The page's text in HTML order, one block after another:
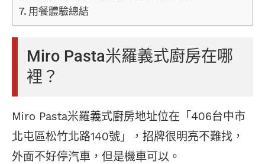
用餐體驗總結
Miro Pasta米羅義式廚房在哪
裡？
Miro Pasta米羅義式廚房地址位在「406台中市
北屯區松竹北路140號」，招牌很明亮不難找，
外面不好停汽車，但是機車可以。